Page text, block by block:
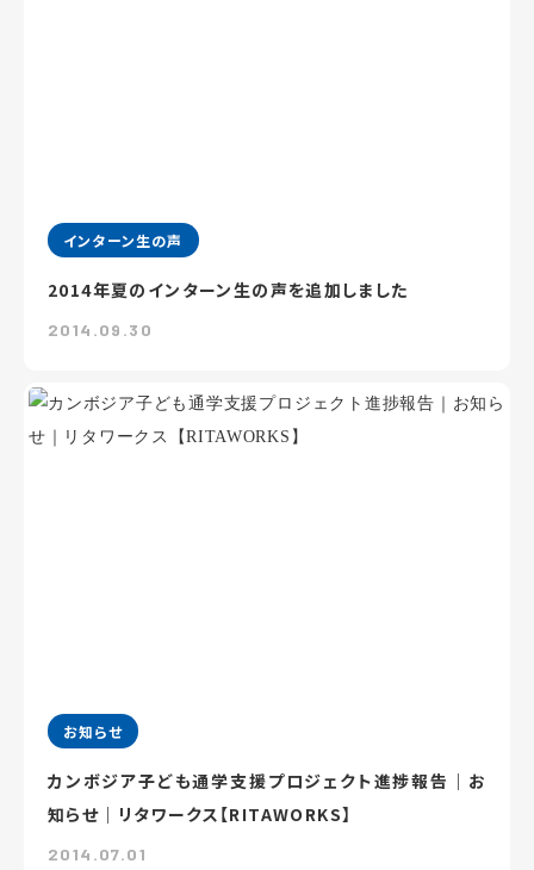
インターン生の声
2014年夏のインターン生の声を追加しました
2014.09.30
お知らせ
カンボジア子ども通学支援プロジェクト進捗報告｜お
知らせ｜リタワークス【RITAWORKS】
2014.07.01